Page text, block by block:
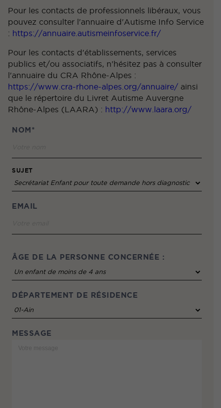
Pour les contacts de professionnels libéraux, vous
pouvez consulter l'annuaire d'Autisme Info Service
: https://annuaire.autismeinfoservice.fr/
Pour les contacts d'établissements, services
publics et/ou associatifs, n'hésitez pas à consulter
l'annuaire du CRA Rhône-Alpes :
https://www.cra-rhone-alpes.org/annuaire/ ainsi
que le répertoire du Livret Autisme Auvergne
Rhône-Alpes (LAARA) : http://www.laara.org/
NOM*
EMAIL
ÂGE DE LA PERSONNE CONCERNÉE :
DÉPARTEMENT DE RÉSIDENCE
MESSAGE